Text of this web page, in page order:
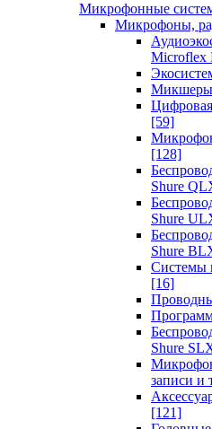
Микрофонные
Микрофоны,
Microflex
Микшеры
[59]
[128]
Shure
Shure
Shure
Системы
[16]
Shure
записи и
[121]